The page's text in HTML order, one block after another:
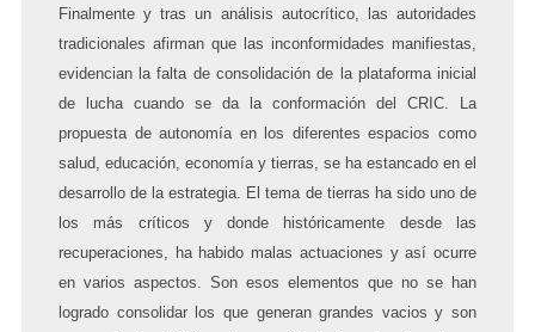
Finalmente y tras un análisis autocrítico, las autoridades
tradicionales afirman que las inconformidades manifiestas,
evidencian la falta de consolidación de la plataforma inicial
de lucha cuando se da la conformación del CRIC. La
propuesta de autonomía en los diferentes espacios como
salud, educación, economía y tierras, se ha estancado en el
desarrollo de la estrategia. El tema de tierras ha sido uno de
los más críticos y donde históricamente desde las
recuperaciones, ha habido malas actuaciones y así ocurre
en varios aspectos. Son esos elementos que no se han
logrado consolidar los que generan grandes vacios y son